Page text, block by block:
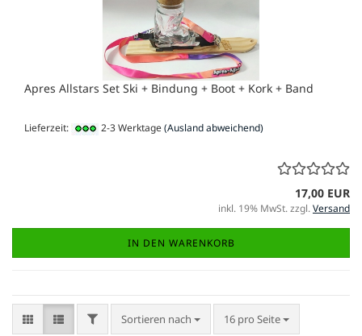
Apres Allstars Set Ski + Bindung + Boot + Kork + Band
Lieferzeit: 2-3 Werktage(Ausland abweichend)
17,00 EUR
inkl. 19% MwSt. zzgl.Versand
IN DEN WARENKORB
FILTERSortieren nach
Sortieren nach 16 pro Seite
pro Seite